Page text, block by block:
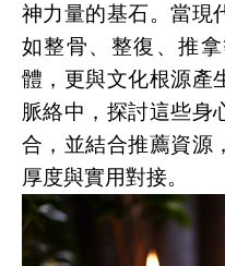
神力量的基石。當現
如整骨、整復、推
體，更與文化根源產
脈絡中，探討這些身
合，並結合推薦資源
厚度與實用對接。